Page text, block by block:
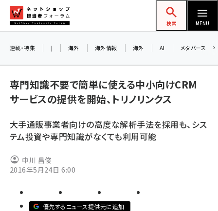
ン
ネットショップ担当者フォーラム
検索 MENU
yahoo (1905)
ecbeing (1210)
base (1079)
連載・特集 | 海外 海外情報 海外 AI メタバース
専門知識不要で簡単に使える中小向けCRM
サービスの提供を開始、トリノリンクス
大手通販事業者向けの高度な解析手法を採用も、シス
テム投資や専門知識がなくても利用可能
中川 昌俊
2016年5月24日 6:00
優先するニュース提供元に追加